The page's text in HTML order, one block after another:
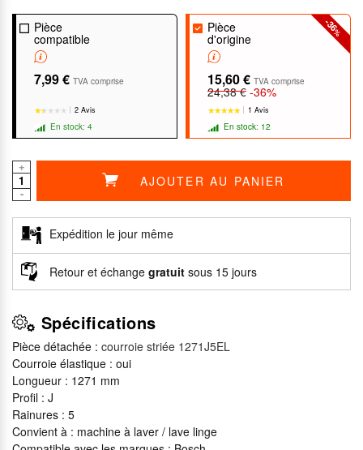
Pièce
compatible
7,99 € TVA comprise
2 Avis
En stock: 4
-36
%
Pièce
d'origine
15,60 € TVA comprise
24,38 € -36%
★★★★★
★★★★★
1 Avis
En stock: 12
+
-
AJOUTER AU PANIER
Expédition le jour même
Retour et échange gratuit sous 15 jours
Spécifications
Pièce détachée : courroie striée 1271J5EL
Courroie élastique : oui
Longueur : 1271 mm
Profil : J
Rainures : 5
Convient à : machine à laver / lave linge